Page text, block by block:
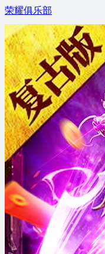
荣耀俱乐部